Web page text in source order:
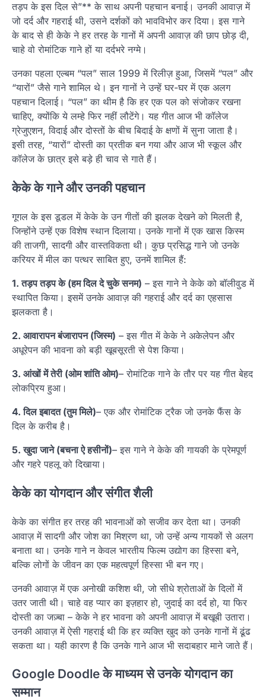
तड़प के इस दिल से”** के साथ अपनी पहचान बनाई। उनकी आवाज़ में
जो दर्द और गहराई थी, उसने दर्शकों को भावविभोर कर दिया। इस गाने
के बाद से ही केके ने हर तरह के गानों में अपनी आवाज़ की छाप छोड़ दी,
चाहे वो रोमांटिक गाने हों या दर्दभरे नग्मे।
उनका पहला एल्बम “पल” साल 1999 में रिलीज़ हुआ, जिसमें “पल” और
“यारों” जैसे गाने शामिल थे। इन गानों ने उन्हें घर-घर में एक अलग
पहचान दिलाई। “पल” का थीम है कि हर एक पल को संजोकर रखना
चाहिए, क्योंकि ये लम्हे फिर नहीं लौटेंगे। यह गीत आज भी कॉलेज
ग्रेजुएशन, विदाई और दोस्तों के बीच बिदाई के क्षणों में सुना जाता है।
इसी तरह, “यारों” दोस्ती का प्रतीक बन गया और आज भी स्कूल और
कॉलेज के छात्र इसे बड़े ही चाव से गाते हैं।
केके के गाने और उनकी पहचान
गूगल के इस डूडल में केके के उन गीतों की झलक देखने को मिलती है,
जिन्होंने उन्हें एक विशेष स्थान दिलाया। उनके गानों में एक खास किस्म
की ताजगी, सादगी और वास्तविकता थी। कुछ प्रसिद्ध गाने जो उनके
करियर में मील का पत्थर साबित हुए, उनमें शामिल हैं:
1. तड़प तड़प के (हम दिल दे चुके सनम) – इस गाने ने केके को बॉलीवुड में
स्थापित किया। इसमें उनके आवाज़ की गहराई और दर्द का एहसास
झलकता है।
2. आवारापन बंजारापन (जिस्म) – इस गीत में केके ने अकेलेपन और
अधूरेपन की भावना को बड़ी खूबसूरती से पेश किया।
3. आंखों में तेरी (ओम शांति ओम)– रोमांटिक गाने के तौर पर यह गीत बेहद
लोकप्रिय हुआ।
4. दिल इबादत (तुम मिले)– एक और रोमांटिक ट्रैक जो उनके फैंस के
दिल के करीब है।
5. खुदा जाने (बचना ऐ हसीनों)– इस गाने ने केके की गायकी के प्रेमपूर्ण
और गहरे पहलू को दिखाया।
केके का योगदान और संगीत शैली
केके का संगीत हर तरह की भावनाओं को सजीव कर देता था। उनकी
आवाज़ में सादगी और जोश का मिश्रण था, जो उन्हें अन्य गायकों से अलग
बनाता था। उनके गाने न केवल भारतीय फिल्म उद्योग का हिस्सा बने,
बल्कि लोगों के जीवन का एक महत्वपूर्ण हिस्सा भी बन गए।
उनकी आवाज़ में एक अनोखी कशिश थी, जो सीधे श्रोताओं के दिलों में
उतर जाती थी। चाहे वह प्यार का इज़हार हो, जुदाई का दर्द हो, या फिर
दोस्ती का जज़्बा – केके ने हर भावना को अपनी आवाज़ में बखूबी उतारा।
उनकी आवाज़ में ऐसी गहराई थी कि हर व्यक्ति खुद को उनके गानों में ढूंढ
सकता था। यही कारण है कि उनके गाने आज भी सदाबहार माने जाते हैं।
Google Doodle के माध्यम से उनके योगदान का
सम्मान